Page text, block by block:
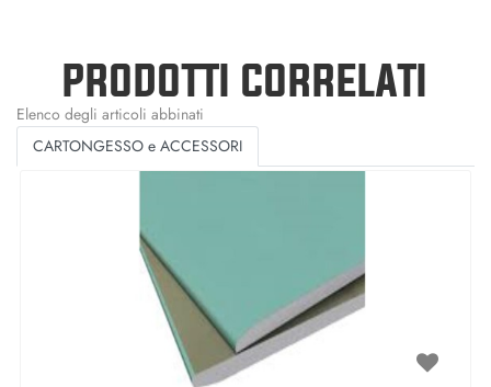
PRODOTTI CORRELATI
Elenco degli articoli abbinati
CARTONGESSO e ACCESSORI